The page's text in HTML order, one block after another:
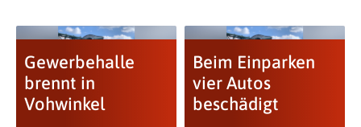
Gewerbehalle
brennt in
Vohwinkel
Beim Einparken
vier Autos
beschädigt